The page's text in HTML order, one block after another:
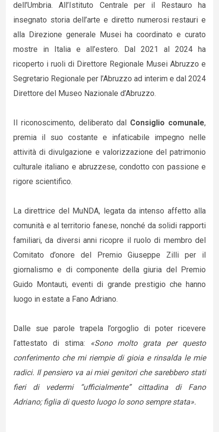
dell’Umbria. All’Istituto Centrale per il Restauro ha
insegnato storia dell’arte e diretto numerosi restauri e
alla Direzione generale Musei ha coordinato e curato
mostre in Italia e all’estero. Dal 2021 al 2024 ha
ricoperto i ruoli di Direttore Regionale Musei Abruzzo e
Segretario Regionale per l’Abruzzo ad interim e dal 2024
Direttore del Museo Nazionale d’Abruzzo.
Il riconoscimento, deliberato dal Consiglio comunale,
premia il suo costante e infaticabile impegno nelle
attività di divulgazione e valorizzazione del patrimonio
culturale italiano e abruzzese, condotto con passione e
rigore scientifico.
La direttrice del MuNDA, legata da intenso affetto alla
comunità e al territorio fanese, nonché da solidi rapporti
familiari, da diversi anni ricopre il ruolo di membro del
Comitato d’onore del Premio Giuseppe Zilli per il
giornalismo e di componente della giuria del Premio
Guido Montauti, eventi di grande prestigio che hanno
luogo in estate a Fano Adriano.
Dalle sue parole trapela l’orgoglio di poter ricevere
l’attestato di stima:
«Sono molto grata per questo
conferimento che mi riempie di gioia e rinsalda le mie
radici. Il pensiero va ai miei genitori che sarebbero stati
fieri di vedermi “ufficialmente” cittadina di Fano
Adriano; figlia di questo luogo lo sono sempre stata».